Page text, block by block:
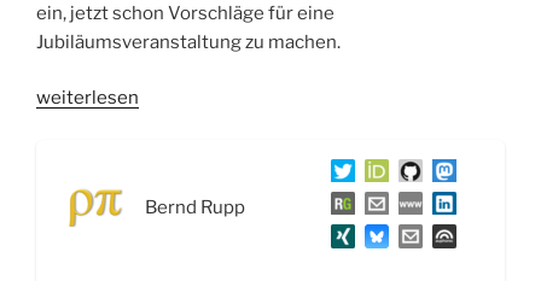
ein, jetzt schon Vorschläge für eine
Jubiläumsveranstaltung zu machen.
„WSR061
Kanäle:
weiterlesen
Bernd Rupp